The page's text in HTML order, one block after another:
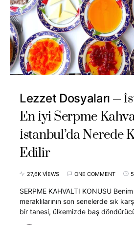
Lezzet Dosyaları
En İyi Serpme
İstanbul’da Nerede
Edilir
27,6K VIEWS ONE COMMENT
SERPME KAHVALTI KONUSU
meraklılarının son senelerde sık
bir tanesi, ülkemizde baş